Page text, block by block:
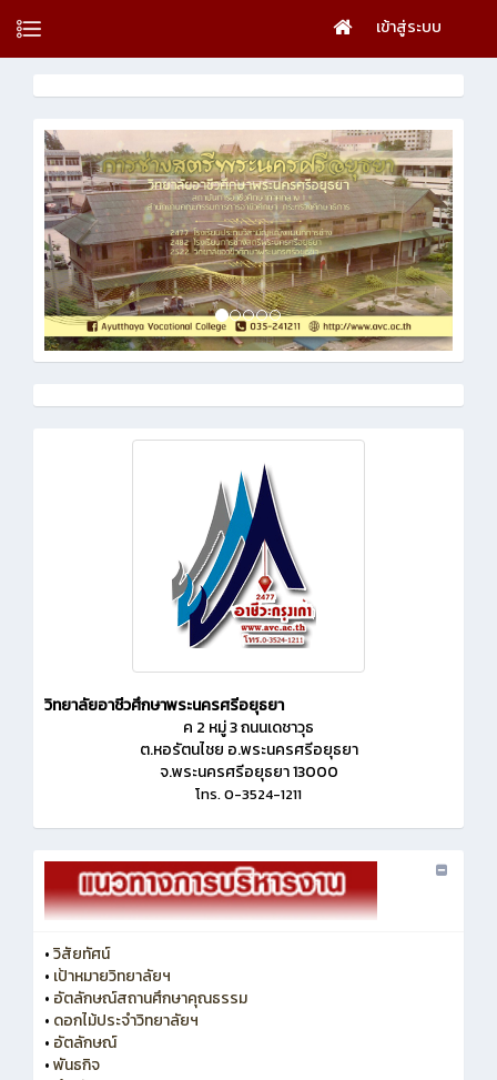
เข้าสู่ระบบ
วิทยาลัยอาชีวศึกษาพระนครศรีอยุธยา
ค 2 หมู่ 3 ถนนเดชาวุธ
ต.หอรัตนไชย อ.พระนครศรีอยุธยา
จ.พระนครศรีอยุธยา 13000
โทร. 0-3524-1211
•วิสัยทัศน์
• เป้าหมายวิทยาลัยฯ
• อัตลักษณ์สถานศึกษาคุณธรรม
• ดอกไม้ประจำวิทยาลัยฯ
• อัตลักษณ์
•พันธกิจ